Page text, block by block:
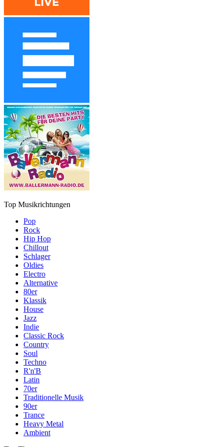
Top Musikrichtungen
Pop
Rock
Hip Hop
Chillout
Schlager
Oldies
Electro
Alternative
80er
Klassik
House
Jazz
Indie
Classic Rock
Country
Soul
Techno
R'n'B
Latin
70er
Traditionelle Musik
90er
Trance
Heavy Metal
Ambient